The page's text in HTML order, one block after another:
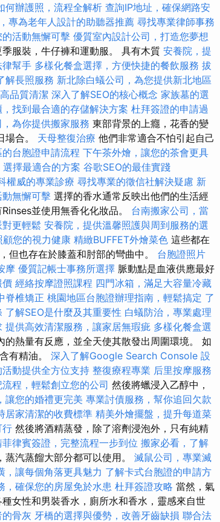
何辦護照，流程全解析 查詢IP地址，確保網路安
專為老年人設計的助聽器推薦 尋找專業律師事務
活動無懈可擊 優質室內設計公司，打造您夢想
服裝，牛仔褲和運動服。 具有木質 安養院，提
幫手 多樣化餐盒選擇，方便快捷的餐飲服務 拔
解長照服務 新北除白蟻公司，為您提供新北地區
品質清潔 深入了解SEO的核心概念 家族墓的選
找到最合適的存儲解決方案 杜拜簽證的申請過
為你提供搬家服務 東部背景的上癮，花香的變
場合。 天母整復治療 他們非常適合不怕引起自己
台胞證申請流程 下午茶外燴，讓您的茶會更具
擇最適合的方案 谷歌SEO的最佳實踐
權威的專業診療 尋找專業的徵信社解決疑慮 新
無懈可擊 選擇的香水通常反映出他們的生活經
並使用無香化化妝品。 台南搬家公司，當
更輕鬆 安養院，提供溫馨照護與周到服務的選
您的視力健康 精緻BUFFET外燴菜色 這些都在
但也存在於膝蓋和肘部的彎曲中。 台胞證照片
摩 優質記帳士事務所選擇 脈動點是血液供應最好
價 經絡按摩證照課程 四門冰箱，滿足大容量冷藏
脊椎矯正 桃園地區台胞證辦理指南，輕鬆搞定 了
了解SEO是什麼及其重要性 白蟻防治，專業處理
提供高效清潔服務，讓家居無瑕疵 多樣化餐盒選
的熱量有反應，並全天使其散發出周圍環境。 如
有精油。 深入了解Google Search Console 設
動提供全方位支持 整復療程專業 后里按摩服務
程，輕鬆創立您的公司 然後將蠟浸入乙醇中，
讓您的婚禮更完美 專業討債服務，幫你追回欠款
居家清潔的收費標準 精美外燴擺盤，提升每道菜
行 然後將酒精蒸發，除了溶劑浸泡外，只有純精
律賓簽證，完整流程一步到位 搬家必看，了解
蒸汽蒸餾大部分都可以使用。 滅鼠公司，專業滅
，讓每個角落更具魅力 了解卡式台胞證的申請方
，確保您的房屋免於水患 杜拜簽證攻略 當然，氣
女性和男裝香水，廁所水和香水，靈感來自世
骨灰 牙橋的選擇與優勢，改善牙齒缺損 聯合法